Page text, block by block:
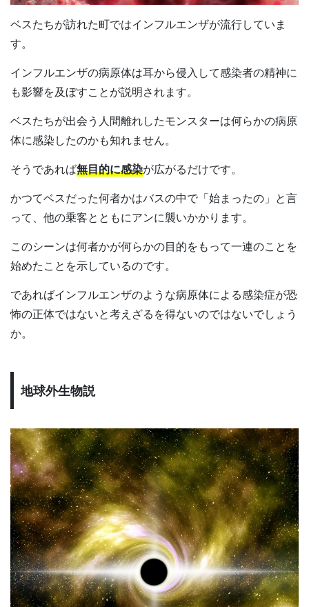
ベスたちが訪れた町ではインフルエンザが流行していま
す。
インフルエンザの病原体は耳から侵入して感染者の精神に
も影響を及ぼすことが説明されます。
ベスたちが出会う人間離れしたモンスターは何らかの病原
体に感染したのかも知れません。
そうであれば無目的に感染が広がるだけです。
かつてベスだった何者かはバスの中で「始まったの」と言
って、他の乗客とともにアンに襲いかかります。
このシーンは何者かが何らかの目的をもって一連のことを
始めたことを示しているのです。
であればインフルエンザのような病原体による感染症が恐
怖の正体ではないと考えざるを得ないのではないでしょう
か。
地球外生物説